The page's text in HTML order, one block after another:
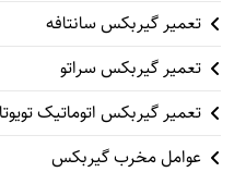
تعمیر گیربکس سانتافه
تعمیر گیربکس سراتو
تعمیر گیربکس اتوماتیک
عوامل مخرب گیربکس